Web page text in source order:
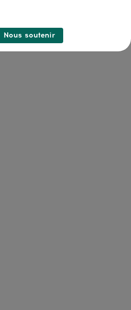
Nous soutenir